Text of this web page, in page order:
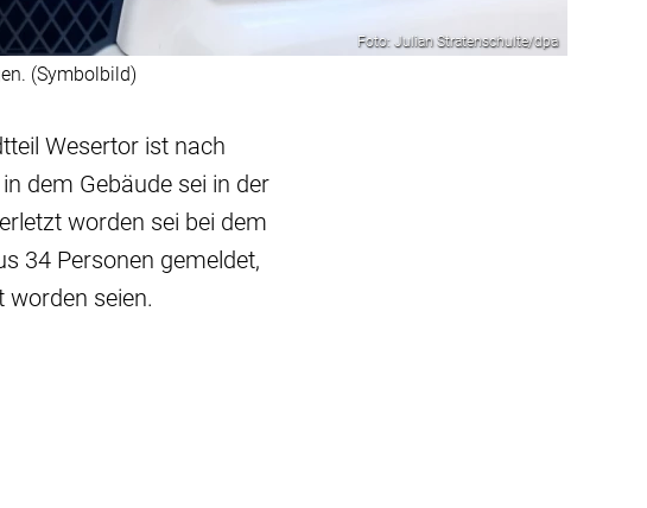
Foto: Julian Stratenschulte/dpa
(Symbolbild)
Wesertor ist nach
dem Gebäude sei in der
worden sei bei dem
34 Personen gemeldet,
seien.